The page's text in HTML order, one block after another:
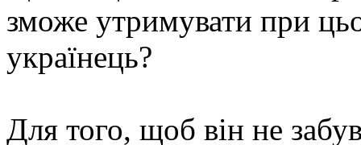
зможе утримувати при
українець?
Для того, щоб він не